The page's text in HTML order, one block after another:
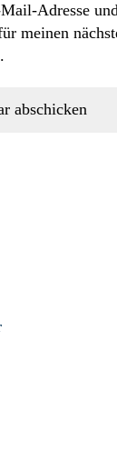
Adresse
meinen
abschicken